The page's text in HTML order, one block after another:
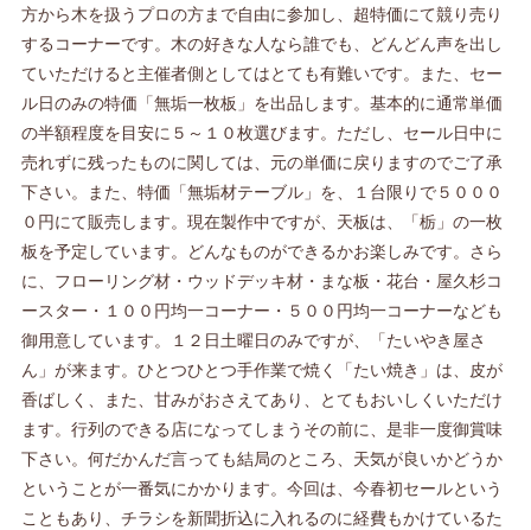
方から木を扱うプロの方まで自由に参加し、超特価にて競り売り
するコーナーです。木の好きな人なら誰でも、どんどん声を出し
ていただけると主催者側としてはとても有難いです。また、セー
ル日のみの特価「無垢一枚板」を出品します。基本的に通常単価
の半額程度を目安に５～１０枚選びます。ただし、セール日中に
売れずに残ったものに関しては、元の単価に戻りますのでご了承
下さい。また、特価「無垢材テーブル」を、１台限りで５０００
０円にて販売します。現在製作中ですが、天板は、「栃」の一枚
板を予定しています。どんなものができるかお楽しみです。さら
に、フローリング材・ウッドデッキ材・まな板・花台・屋久杉コ
ースター・１００円均一コーナー・５００円均一コーナーなども
御用意しています。１２日土曜日のみですが、「たいやき屋さ
ん」が来ます。ひとつひとつ手作業で焼く「たい焼き」は、皮が
香ばしく、また、甘みがおさえてあり、とてもおいしくいただけ
ます。行列のできる店になってしまうその前に、是非一度御賞味
下さい。何だかんだ言っても結局のところ、天気が良いかどうか
ということが一番気にかかります。今回は、今春初セールという
こともあり、チラシを新聞折込に入れるのに経費もかけているた